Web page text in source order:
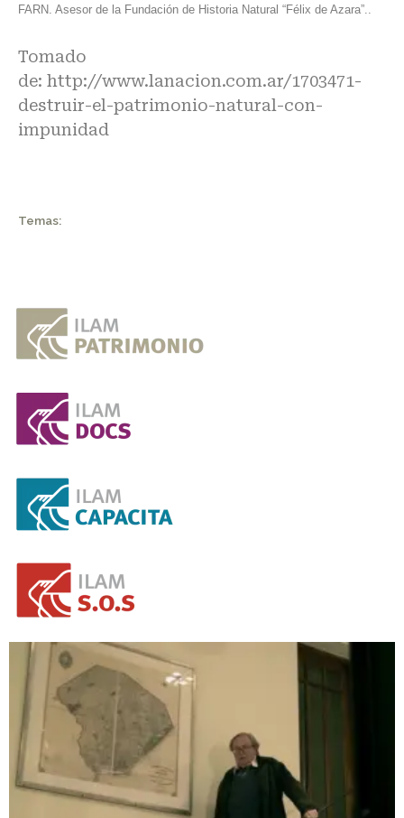
FARN. Asesor de la Fundación de Historia Natural “Félix de Azara”..
Tomado
de: http://www.lanacion.com.ar/1703471-
destruir-el-patrimonio-natural-con-
impunidad
Temas: